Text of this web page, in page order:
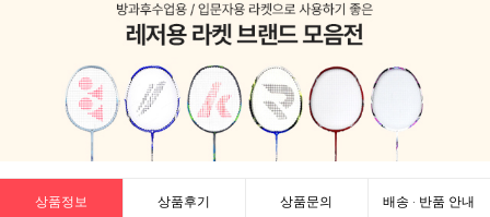
상품정보 상품후기 상품문의 배송 · 반품 안내